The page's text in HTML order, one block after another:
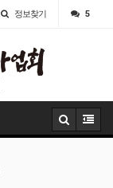
정보찾기 5